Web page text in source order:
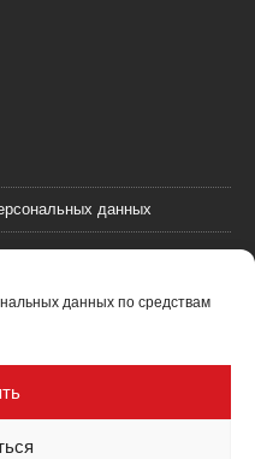
данных по средствам
данных
данных